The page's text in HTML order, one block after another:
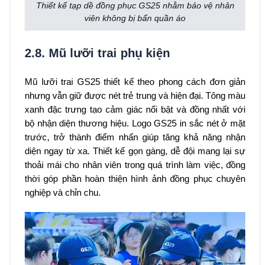
Thiết kế tạp dề đồng phục GS25 nhằm bảo vệ nhân
viên không bị bẩn quần áo
2.8. Mũ lưỡi trai phụ kiện
Mũ lưỡi trai GS25 thiết kế theo phong cách đơn giản
nhưng vẫn giữ được nét trẻ trung và hiện đại. Tông màu
xanh đặc trưng tạo cảm giác nổi bật và đồng nhất với
bộ nhận diện thương hiệu. Logo GS25 in sắc nét ở mặt
trước, trở thành điểm nhấn giúp tăng khả năng nhận
diện ngay từ xa. Thiết kế gọn gàng, dễ đội mang lại sự
thoải mái cho nhân viên trong quá trình làm việc, đồng
thời góp phần hoàn thiện hình ảnh đồng phục chuyên
nghiệp và chỉn chu.